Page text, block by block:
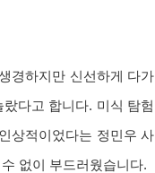
경하지만 신선하게 다가
다고 합니다. 미식 탐험
상적이었다는 정민우 사
없이 부드러웠습니다.